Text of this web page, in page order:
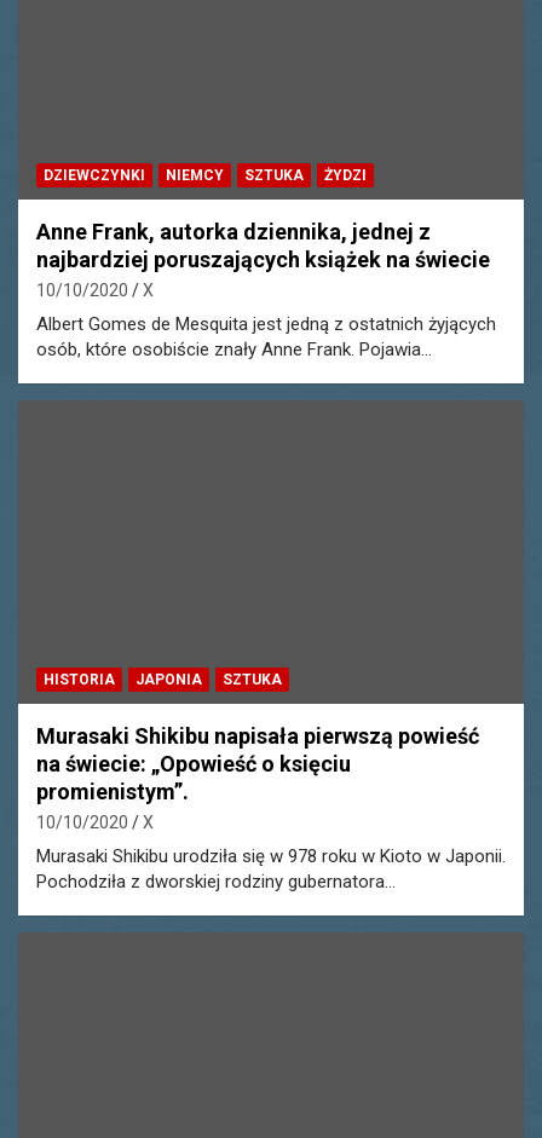
DZIEWCZYNKI NIEMCY SZTUKA ŻYDZI
Anne Frank, autorka dziennika, jednej z
najbardziej poruszających książek na świecie
10/10/2020 X
Albert Gomes de Mesquita jest jedną z ostatnich żyjących
osób, które osobiście znały Anne Frank. Pojawia…
HISTORIA JAPONIA SZTUKA
Murasaki Shikibu napisała pierwszą powieść
na świecie: „Opowieść o księciu
promienistym”.
10/10/2020 X
Murasaki Shikibu urodziła się w 978 roku w Kioto w Japonii.
Pochodziła z dworskiej rodziny gubernatora…